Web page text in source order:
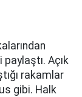
Açık
rakamlar
gibi. Halk